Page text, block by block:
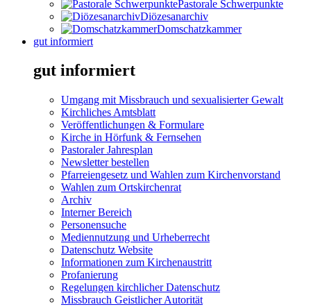
Pastorale Schwerpunkte
Diözesanarchiv
Domschatzkammer
gut informiert
gut informiert
Umgang mit Missbrauch und sexualisierter Gewalt
Kirchliches Amtsblatt
Veröffentlichungen & Formulare
Kirche in Hörfunk & Fernsehen
Pastoraler Jahresplan
Newsletter bestellen
Pfarreiengesetz und Wahlen zum Kirchenvorstand
Wahlen zum Ortskirchenrat
Archiv
Interner Bereich
Personensuche
Mediennutzung und Urheberrecht
Datenschutz Website
Informationen zum Kirchenaustritt
Profanierung
Regelungen kirchlicher Datenschutz
Missbrauch Geistlicher Autorität